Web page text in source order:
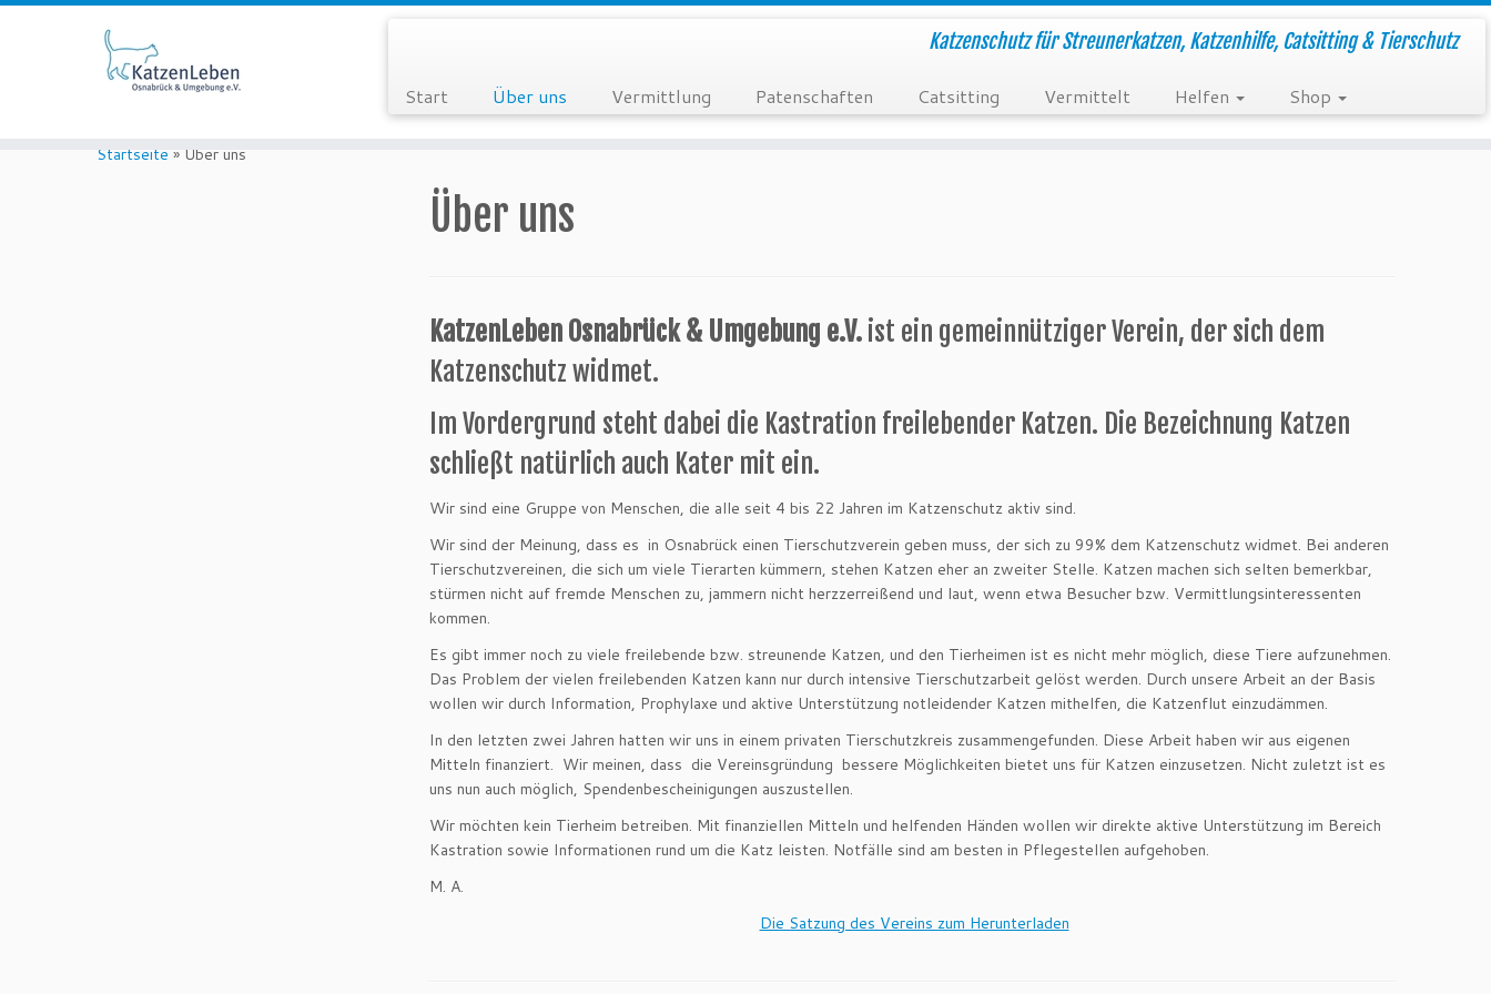
Katzenschutz für Streunerkatzen, Katzenhilfe, Catsitting & Tierschutz
Start Über uns Vermittlung Patenschaften Catsitting Vermittelt Helfen Shop
Startseite » Über uns
Über uns
KatzenLeben Osnabrück & Umgebung e.V. ist ein gemeinnütziger Verein, der sich dem
Katzenschutz widmet.
Im Vordergrund steht dabei die Kastration freilebender Katzen. Die Bezeichnung Katzen
schließt natürlich auch Kater mit ein.
Wir sind eine Gruppe von Menschen, die alle seit 4 bis 22 Jahren im Katzenschutz aktiv sind.
Wir sind der Meinung, dass es in Osnabrück einen Tierschutzverein geben muss, der sich zu 99% dem Katzenschutz widmet. Bei anderen
Tierschutzvereinen, die sich um viele Tierarten kümmern, stehen Katzen eher an zweiter Stelle. Katzen machen sich selten bemerkbar,
stürmen nicht auf fremde Menschen zu, jammern nicht herzzerreißend und laut, wenn etwa Besucher bzw. Vermittlungsinteressenten
kommen.
Es gibt immer noch zu viele freilebende bzw. streunende Katzen, und den Tierheimen ist es nicht mehr möglich, diese Tiere aufzunehmen.
Das Problem der vielen freilebenden Katzen kann nur durch intensive Tierschutzarbeit gelöst werden. Durch unsere Arbeit an der Basis
wollen wir durch Information, Prophylaxe und aktive Unterstützung notleidender Katzen mithelfen, die Katzenflut einzudämmen.
In den letzten zwei Jahren hatten wir uns in einem privaten Tierschutzkreis zusammengefunden. Diese Arbeit haben wir aus eigenen
Mitteln finanziert. Wir meinen, dass die Vereinsgründung bessere Möglichkeiten bietet uns für Katzen einzusetzen. Nicht zuletzt ist es
uns nun auch möglich, Spendenbescheinigungen auszustellen.
Wir möchten kein Tierheim betreiben. Mit finanziellen Mitteln und helfenden Händen wollen wir direkte aktive Unterstützung im Bereich
Kastration sowie Informationen rund um die Katz leisten. Notfälle sind am besten in Pflegestellen aufgehoben.
M. A.
Die Satzung des Vereins zum Herunterladen